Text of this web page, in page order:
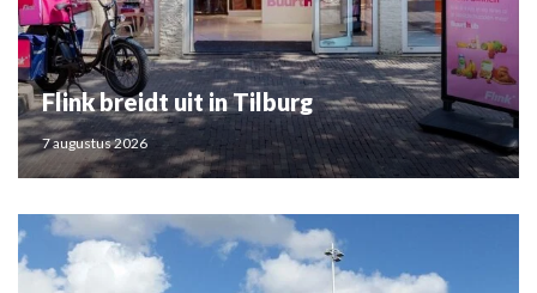
Flink breidt uit in Tilburg
7 augustus 2026